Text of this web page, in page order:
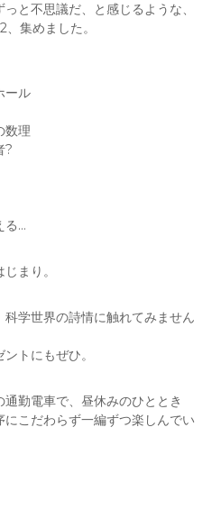
と不思議だ、と感じるような、
集めました。
ール
数理
?
る…
まり。
学世界の詩情に触れてみません
トにもぜひ。
通勤電車で、昼休みのひととき
こだわらず一編ずつ楽しんでい